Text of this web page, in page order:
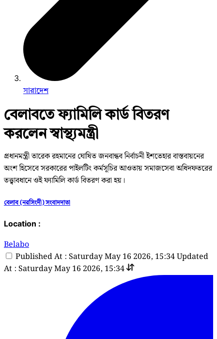
সারাদেশ
বেলাবতে ফ্যামিলি কার্ড বিতরণ
করলেন স্বাস্থ্যমন্ত্রী
প্রধানমন্ত্রী তারেক রহমানের ঘোষিত জনবান্ধব নির্বাচনী ইশতেহার বাস্তবায়নের
অংশ হিসেবে সরকারের পাইলটিং কর্মসূচির আওতায় সমাজসেবা অধিদফতরের
তত্ত্বাবধানে ওই ফ্যামিলি কার্ড বিতরণ করা হয়।
বেলাব (নরসিংদী) সংবাদদাতা
Location :
Belabo
Published At : Saturday May 16 2026, 15:34Updated
At : Saturday May 16 2026, 15:34